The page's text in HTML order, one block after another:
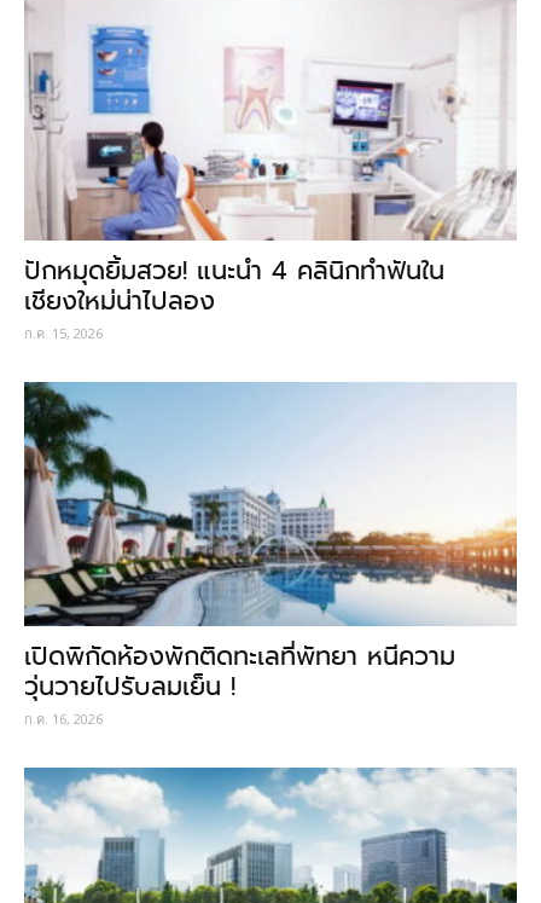
ปักหมุดยิ้มสวย! แนะนำ 4 คลินิกทำฟันใน
เชียงใหม่น่าไปลอง
ก.ค. 15, 2026
เปิดพิกัดห้องพักติดทะเลที่พัทยา หนีความ
วุ่นวายไปรับลมเย็น !
ก.ค. 16, 2026